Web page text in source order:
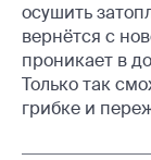
осушить
вернётся с
проникает в
Только так
грибке и